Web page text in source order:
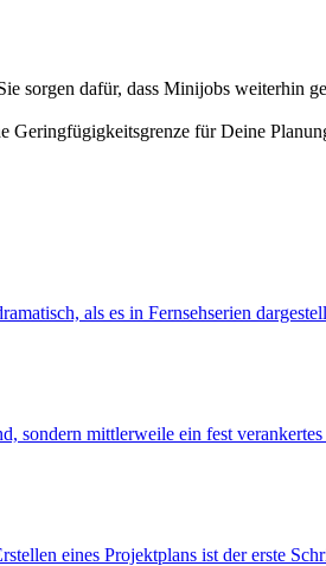
sorgen dafür, dass Minijobs weiterhin
für Deine
als es in Fernsehserien
mittlerweile ein fest
eines Projektplans ist der erste